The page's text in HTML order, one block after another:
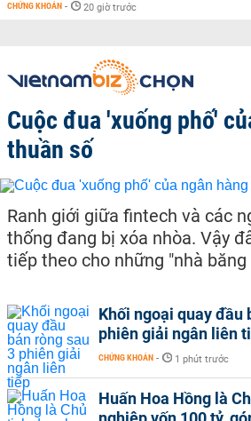
CHỨNG KHOÁN - 20 giờ trước
Cuộc đua 'xuống phố'
thuần số
Ranh giới giữa fintech và các
thống đang bị xóa nhòa. Vậy
tiếp theo cho những "nhà băng
Khối ngoại quay đầu
phiên giải ngân liên
CHỨNG KHOÁN - 1 phút trước
Huấn Hoa Hồng là